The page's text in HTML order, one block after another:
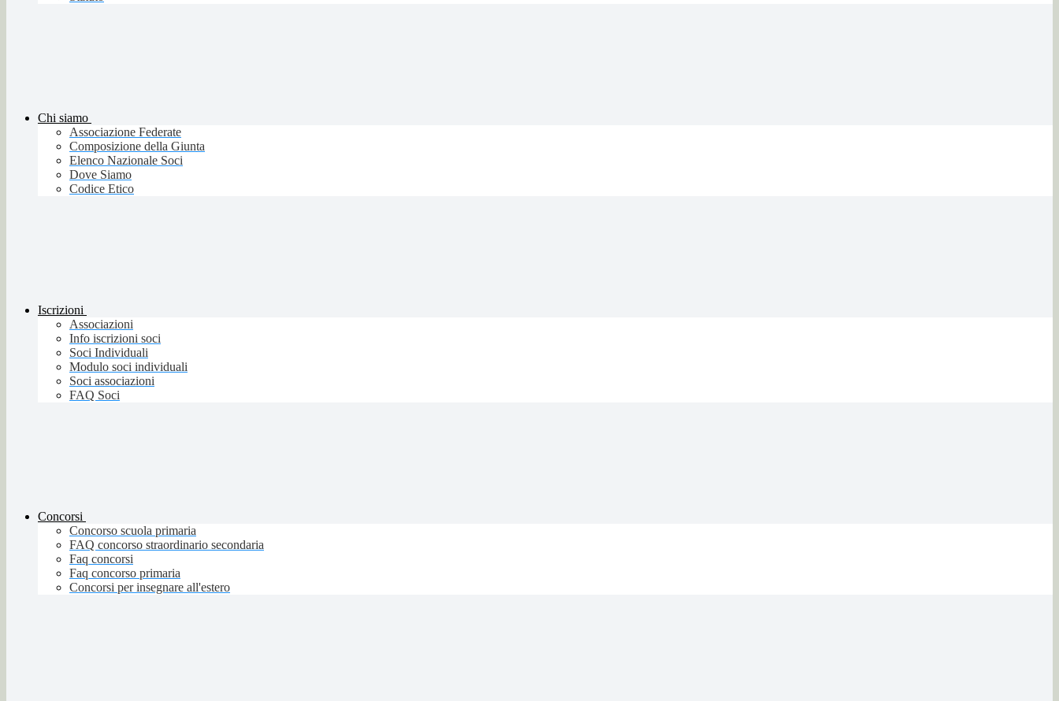
Chi siamo
Associazione Federate
Composizione della Giunta
Elenco Nazionale Soci
Dove Siamo
Codice Etico
Iscrizioni
Associazioni
Info iscrizioni soci
Soci Individuali
Modulo soci individuali
Soci associazioni
FAQ Soci
Concorsi
Concorso scuola primaria
FAQ concorso straordinario secondaria
Faq concorsi
Faq concorso primaria
Concorsi per insegnare all'estero